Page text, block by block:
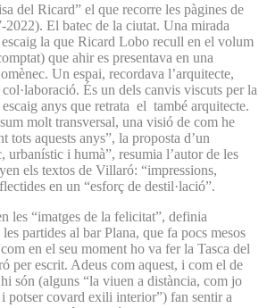
del Ricard” el que recorre les pàgines de
2022). El batec de la ciutat. Una mirada
escaig la que Ricard Lobo recull en el volum
que ahir es presentava en una
Un espai, recordava l’arquitecte,
És un dels canvis viscuts per la
escaig anys que retrata el també arquitecte.
molt transversal, una visió de com he
tots aquests anys”, la proposta d’un
urbanístic i humà”, resumia l’autor de les
els textos de Villaró: “impressions,
en un “esforç de destil·lació”.
les “imatges de la felicitat”, definia
partides al bar Plana, que fa pocs mesos
en el seu moment ho va fer la Tasca del
per escrit. Adeus com aquest, i com el de
són (alguns “la viuen a distància, com jo
potser covard exili interior”) fan sentir a